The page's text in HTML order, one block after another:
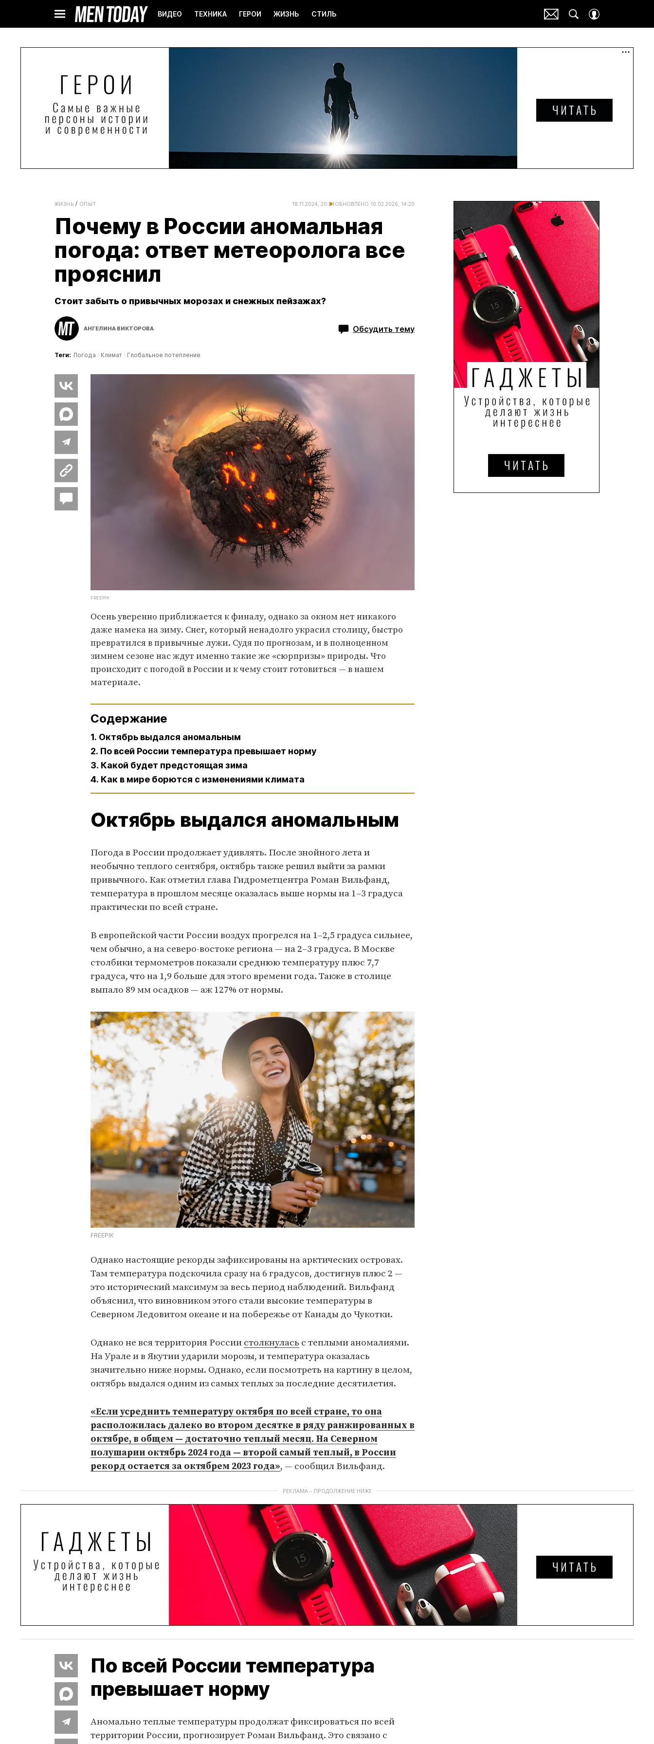
ВИДЕО ТЕХНИКА ГЕРОИ ЖИЗНЬ СТИЛЬ
ЖИЗНЬ ОПЫТ 18.11.2024, 20:24ОБНОВЛЕНО 10.02.2026, 14:20
Почему в России аномальная
погода: ответ метеоролога все
прояснил
Стоит забыть о привычных морозах и снежных пейзажах?​​​​​​​
АНГЕЛИНА ВИКТОРОВА Обсудить тему
Теги: Погода Климат Глобальное потепление
FREEPIK
Осень уверенно приближается к финалу, однако за окном нет никакого
даже намека на зиму. Снег, который ненадолго украсил столицу, быстро
превратился в привычные лужи. Судя по прогнозам, и в полноценном
зимнем сезоне нас ждут именно такие же «сюрпризы» природы. Что
происходит с погодой в России и к чему стоит готовиться — в нашем
материале.
Содержание
1. Октябрь выдался аномальным
2. По всей России температура превышает норму
3. Какой будет предстоящая зима
4. Как в мире борются с изменениями климата
Октябрь выдался аномальным
Погода в России продолжает удивлять. После знойного лета и
необычно теплого сентября, октябрь также решил выйти за рамки
привычного. Как отметил глава Гидрометцентра Роман Вильфанд,
температура в прошлом месяце оказалась выше нормы на 1–3 градуса
практически по всей стране.
В европейской части России воздух прогрелся на 1–2,5 градуса сильнее,
чем обычно, а на северо-востоке региона — на 2–3 градуса. В Москве
столбики термометров показали среднюю температуру плюс 7,7
градуса, что на 1,9 больше для этого времени года. Также в столице
выпало 89 мм осадков — аж 127% от нормы.
FREEPIK
Однако настоящие рекорды зафиксированы на арктических островах.
Там температура подскочила сразу на 6 градусов, достигнув плюс 2 —
это исторический максимум за весь период наблюдений. Вильфанд
объяснил, что виновником этого стали высокие температуры в
Северном Ледовитом океане и на побережье от Канады до Чукотки.
Однако не вся территория России столкнулась с теплыми аномалиями.
На Урале и в Якутии ударили морозы, и температура оказалась
значительно ниже нормы. Однако, если посмотреть на картину в целом,
октябрь выдался одним из самых теплых за последние десятилетия.
«Если усреднить температуру октября по всей стране, то она
расположилась далеко во втором десятке в ряду ранжированных в
октябре, в общем — достаточно теплый месяц. На Северном
полушарии октябрь 2024 года — второй самый теплый, в России
рекорд остается за октябрем 2023 года», — сообщил Вильфанд.
РЕКЛАМА – ПРОДОЛЖЕНИЕ НИЖЕ
По всей России температура
превышает норму
Аномально теплые температуры продолжат фиксироваться по всей
территории России, прогнозирует Роман Вильфанд. Это связано с